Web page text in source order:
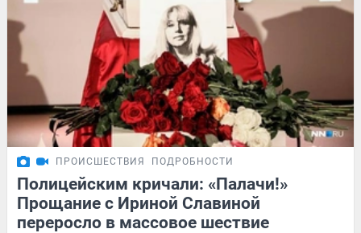
ПРОИСШЕСТВИЯ ПОДРОБНОСТИ
Полицейским кричали: «Палачи!»
Прощание с Ириной Славиной
переросло в массовое шествие